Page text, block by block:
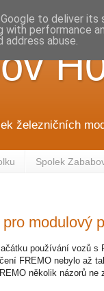
železničních
Spolek
modulový
používání vozů
FREMO nebylo až
několik názorů
to deliver its
with performance
abuse.